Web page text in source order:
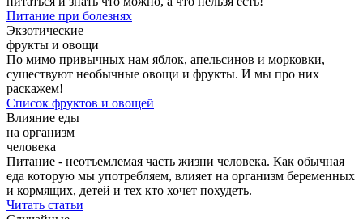
Питание при болезнях
Экзотические
фрукты и овощи
По мимо привычных нам яблок, апельсинов и морковки,
существуют необычные овощи и фрукты. И мы про них
раскажем!
Список фруктов и овощей
Влияние еды
на организм
человека
Питание - неотъемлемая часть жизни человека. Как обычная
еда которую мы употребляем, влияет на организм беременных
и кормящих, детей и тех кто хочет похудеть.
Читать статьи